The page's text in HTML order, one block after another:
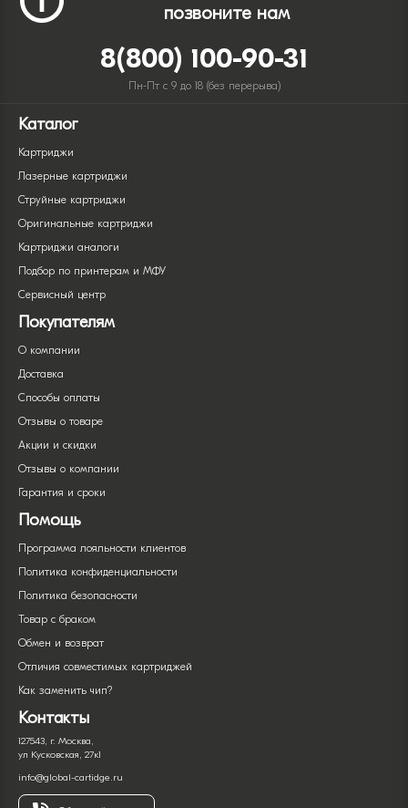
позвоните нам
8(800) 100-90-31
Пн-Пт с 9 до 18 (без перерыва)
Каталог
Картриджи
Лазерные картриджи
Струйные картриджи
Оригинальные картриджи
Картриджи аналоги
Подбор по принтерам и МФУ
Сервисный центр
Покупателям
О компании
Доставка
Способы оплаты
Отзывы о товаре
Акции и скидки
Отзывы о компании
Гарантия и сроки
Помощь
Программа лояльности клиентов
Политика конфиденциальности
Политика безопасности
Товар с браком
Обмен и возврат
Отличия совместимых картриджей
Как заменить чип?
Контакты
127543, г. Москва,
ул Кусковская, 27к1
info@global-cartidge.ru